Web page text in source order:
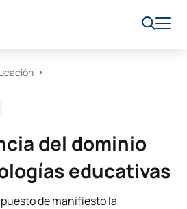
del dominio
educativas
de manifiesto la